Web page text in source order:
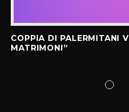
COPPIA DI PALERMITANI
MATRIMONI”